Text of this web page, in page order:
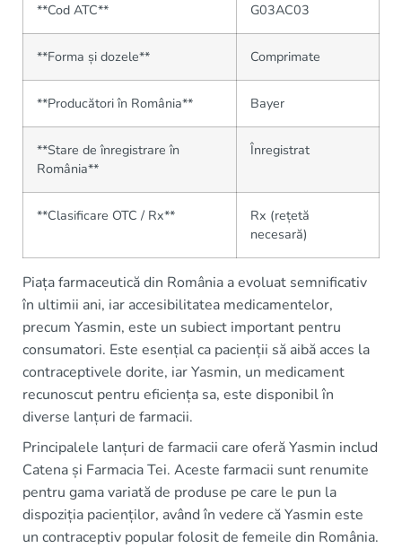
**Cod ATC** G03AC03
**Forma și dozele** Comprimate
**Producători în România** Bayer
**Stare de înregistrare în
România**
Înregistrat
**Clasificare OTC / Rx**
Rx (rețetă
necesară)
Piața farmaceutică din România a evoluat semnificativ
în ultimii ani, iar accesibilitatea medicamentelor,
precum Yasmin, este un subiect important pentru
consumatori. Este esențial ca pacienții să aibă acces la
contraceptivele dorite, iar Yasmin, un medicament
recunoscut pentru eficiența sa, este disponibil în
diverse lanțuri de farmacii.
Principalele lanțuri de farmacii care oferă Yasmin includ
Catena și Farmacia Tei. Aceste farmacii sunt renumite
pentru gama variată de produse pe care le pun la
dispoziția pacienților, având în vedere că Yasmin este
un contraceptiv popular folosit de femeile din România.